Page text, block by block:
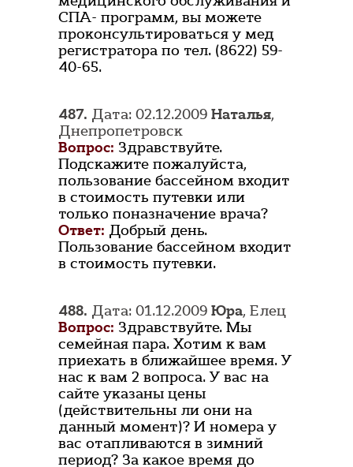
СПА- программ, вы можете
проконсультироваться у мед
регистратора по тел. (8622) 59-
40-65.
487. Дата: 02.12.2009 Наталья,
Днепропетровск
Вопрос: Здравствуйте.
Подскажите пожалуйста,
пользование бассейном входит
в стоимость путевки или
только поназначение врача?
Ответ: Добрый день.
Пользование бассейном входит
в стоимость путевки.
488. Дата: 01.12.2009 Юра, Елец
Вопрос: Здравствуйте. Мы
семейная пара. Хотим к вам
приехать в ближайшее время. У
нас к вам 2 вопроса. У вас на
сайте указаны цены
(действительны ли они на
данный момент)? И номера у
вас отапливаются в зимний
период? За какое время до